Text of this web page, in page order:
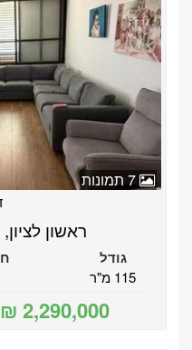
ראשון
גודל
115 מ"ר